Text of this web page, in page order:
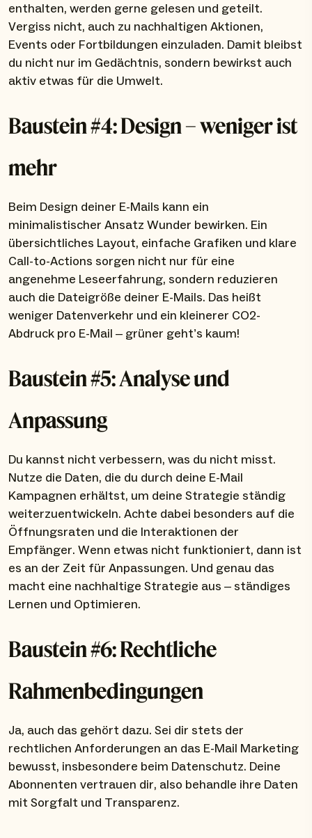
enthalten, werden gerne gelesen und geteilt.
Vergiss nicht, auch zu nachhaltigen Aktionen,
Events oder Fortbildungen einzuladen. Damit bleibst
du nicht nur im Gedächtnis, sondern bewirkst auch
aktiv etwas für die Umwelt.
Baustein #4: Design – weniger ist
mehr
Beim Design deiner E-Mails kann ein
minimalistischer Ansatz Wunder bewirken. Ein
übersichtliches Layout, einfache Grafiken und klare
Call-to-Actions sorgen nicht nur für eine
angenehme Leseerfahrung, sondern reduzieren
auch die Dateigröße deiner E-Mails. Das heißt
weniger Datenverkehr und ein kleinerer CO2-
Abdruck pro E-Mail – grüner geht’s kaum!
Baustein #5: Analyse und
Anpassung
Du kannst nicht verbessern, was du nicht misst.
Nutze die Daten, die du durch deine E-Mail
Kampagnen erhältst, um deine Strategie ständig
weiterzuentwickeln. Achte dabei besonders auf die
Öffnungsraten und die Interaktionen der
Empfänger. Wenn etwas nicht funktioniert, dann ist
es an der Zeit für Anpassungen. Und genau das
macht eine nachhaltige Strategie aus – ständiges
Lernen und Optimieren.
Baustein #6: Rechtliche
Rahmenbedingungen
Ja, auch das gehört dazu. Sei dir stets der
rechtlichen Anforderungen an das E-Mail Marketing
bewusst, insbesondere beim Datenschutz. Deine
Abonnenten vertrauen dir, also behandle ihre Daten
mit Sorgfalt und Transparenz.